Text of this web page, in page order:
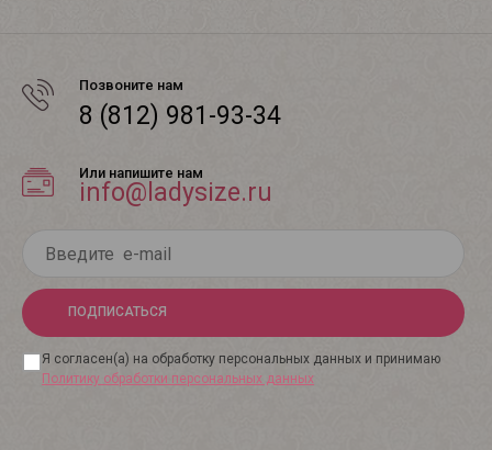
Позвоните нам
8 (812) 981-93-34
Или напишите нам
info@ladysize.ru
ПОДПИСАТЬСЯ
Я согласен(а) на обработку персональных данных и принимаю
Политику обработки персональных данных